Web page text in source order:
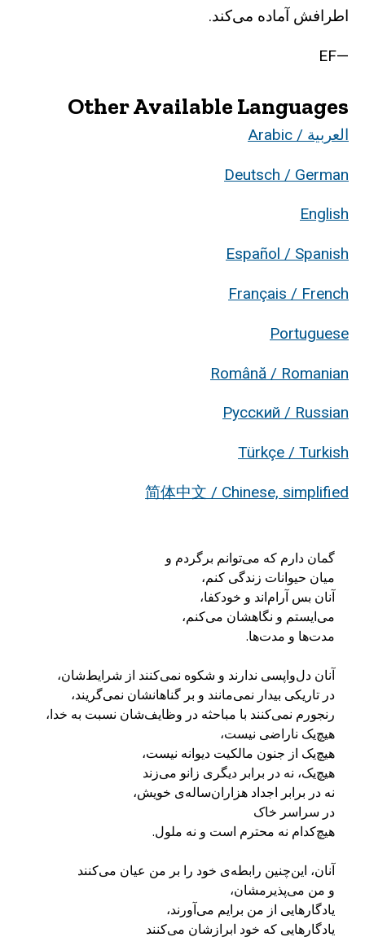
اطرافش آماده می‌کند.
—EF
Other Available Languages
العربية / Arabic
Deutsch / German
English
Español / Spanish
Français / French
Portuguese
Română / Romanian
Русский / Russian
Türkçe / Turkish
简体中文 / Chinese, simplified
مدت‌ها و مدت‌ها.
هیچ‌کدام نه محترم است و نه ملول.